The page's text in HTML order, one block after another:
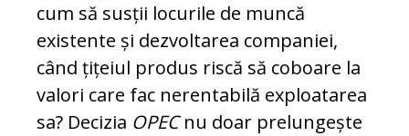
cum să susții locurile de mun­că
existente și dezvoltarea companiei,
când țițeiul pro­dus riscă să coboare la
valori ca­re fac nerentabilă exploa­ta­rea
sa? Decizia OPECnu doar prelungește